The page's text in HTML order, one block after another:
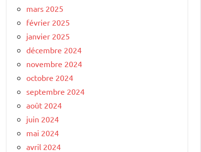
mars 2025
février 2025
janvier 2025
décembre 2024
novembre 2024
octobre 2024
septembre 2024
août 2024
juin 2024
mai 2024
avril 2024